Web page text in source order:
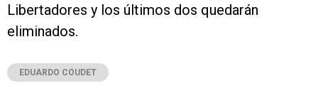
Libertadores y los últimos dos quedarán
eliminados.
EDUARDO COUDET